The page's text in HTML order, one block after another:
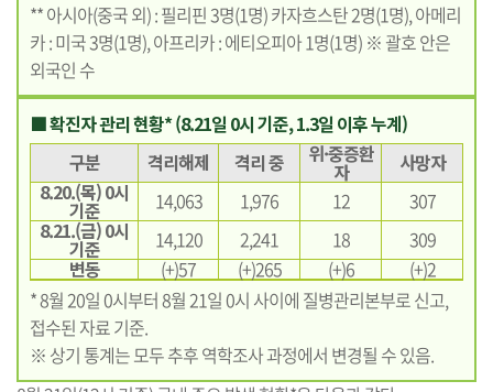
** 아시아(중국 외) : 필리핀 3명(1명) 카자흐스탄 2명(1명), 아메리
카 : 미국 3명(1명), 아프리카 : 에티오피아 1명(1명) ※ 괄호 안은
외국인 수
■ 확진자 관리 현황* (8.21일 0시 기준, 1.3일 이후 누계)
구분
격리해제 격리 중 위·중증환
자
사망자
8.20.(목) 0시
기준 14,063 1,976 12
307
8.21.(금) 0시
기준 14,120 2,241 18
309
변동
(+)57 (+)265 (+)6
(+)2
* 8월 20일 0시부터 8월 21일 0시 사이에 질병관리본부로 신고,
접수된 자료 기준.
※ 상기 통계는 모두 추후 역학조사 과정에서 변경될 수 있음.